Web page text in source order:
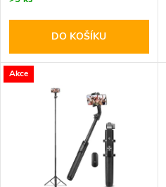
o
d
u
o
d
DO KOŠÍKU
Akce